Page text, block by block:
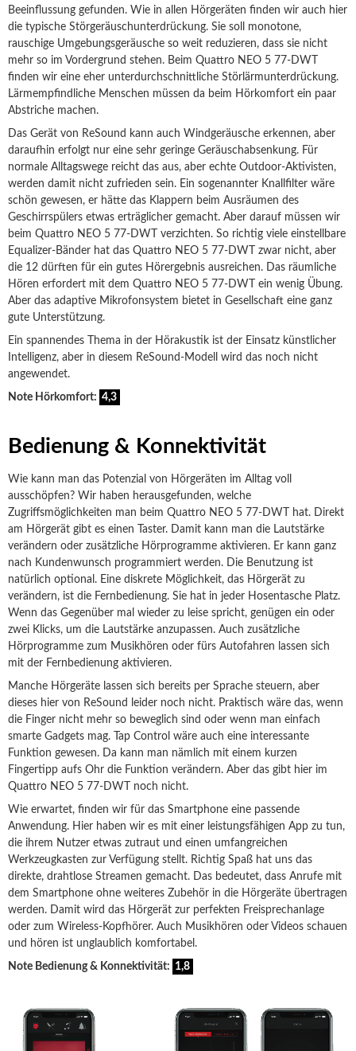
Beeinflussung gefunden. Wie in allen Hörgeräten finden wir auch hier
die typische Störgeräuschunterdrückung. Sie soll monotone,
rauschige Umgebungsgeräusche so weit reduzieren, dass sie nicht
mehr so im Vordergrund stehen. Beim Quattro NEO 5 77-DWT
finden wir eine eher unterdurchschnittliche Störlärmunterdrückung.
Lärmempfindliche Menschen müssen da beim Hörkomfort ein paar
Abstriche machen.
Das Gerät von ReSound kann auch Windgeräusche erkennen, aber
daraufhin erfolgt nur eine sehr geringe Geräuschabsenkung. Für
normale Alltagswege reicht das aus, aber echte Outdoor-Aktivisten,
werden damit nicht zufrieden sein. Ein sogenannter Knallfilter wäre
schön gewesen, er hätte das Klappern beim Ausräumen des
Geschirrspülers etwas erträglicher gemacht. Aber darauf müssen wir
beim Quattro NEO 5 77-DWT verzichten. So richtig viele einstellbare
Equalizer-Bänder hat das Quattro NEO 5 77-DWT zwar nicht, aber
die 12 dürften für ein gutes Hörergebnis ausreichen. Das räumliche
Hören erfordert mit dem Quattro NEO 5 77-DWT ein wenig Übung.
Aber das adaptive Mikrofonsystem bietet in Gesellschaft eine ganz
gute Unterstützung.
Ein spannendes Thema in der Hörakustik ist der Einsatz künstlicher
Intelligenz, aber in diesem ReSound-Modell wird das noch nicht
angewendet.
Note Hörkomfort: 4,3
Bedienung & Konnektivität
Wie kann man das Potenzial von Hörgeräten im Alltag voll
ausschöpfen? Wir haben herausgefunden, welche
Zugriffsmöglichkeiten man beim Quattro NEO 5 77-DWT hat. Direkt
am Hörgerät gibt es einen Taster. Damit kann man die Lautstärke
verändern oder zusätzliche Hörprogramme aktivieren. Er kann ganz
nach Kundenwunsch programmiert werden. Die Benutzung ist
natürlich optional. Eine diskrete Möglichkeit, das Hörgerät zu
verändern, ist die Fernbedienung. Sie hat in jeder Hosentasche Platz.
Wenn das Gegenüber mal wieder zu leise spricht, genügen ein oder
zwei Klicks, um die Lautstärke anzupassen. Auch zusätzliche
Hörprogramme zum Musikhören oder fürs Autofahren lassen sich
mit der Fernbedienung aktivieren.
Manche Hörgeräte lassen sich bereits per Sprache steuern, aber
dieses hier von ReSound leider noch nicht. Praktisch wäre das, wenn
die Finger nicht mehr so beweglich sind oder wenn man einfach
smarte Gadgets mag. Tap Control wäre auch eine interessante
Funktion gewesen. Da kann man nämlich mit einem kurzen
Fingertipp aufs Ohr die Funktion verändern. Aber das gibt hier im
Quattro NEO 5 77-DWT noch nicht.
Wie erwartet, finden wir für das Smartphone eine passende
Anwendung. Hier haben wir es mit einer leistungsfähigen App zu tun,
die ihrem Nutzer etwas zutraut und einen umfangreichen
Werkzeugkasten zur Verfügung stellt. Richtig Spaß hat uns das
direkte, drahtlose Streamen gemacht. Das bedeutet, dass Anrufe mit
dem Smartphone ohne weiteres Zubehör in die Hörgeräte übertragen
werden. Damit wird das Hörgerät zur perfekten Freisprechanlage
oder zum Wireless-Kopfhörer. Auch Musikhören oder Videos schauen
und hören ist unglaublich komfortabel.
Note Bedienung & Konnektivität: 1,8